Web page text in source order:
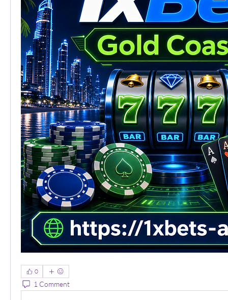
0
1 Comment